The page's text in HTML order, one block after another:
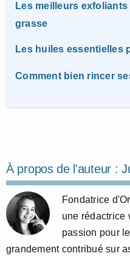
Les meilleurs
grasse
Les huiles essentielles
Comment bien rincer
À propos de l'auteur :
Fondatrice
une rédactrice
passion pour
grandement contribué sur